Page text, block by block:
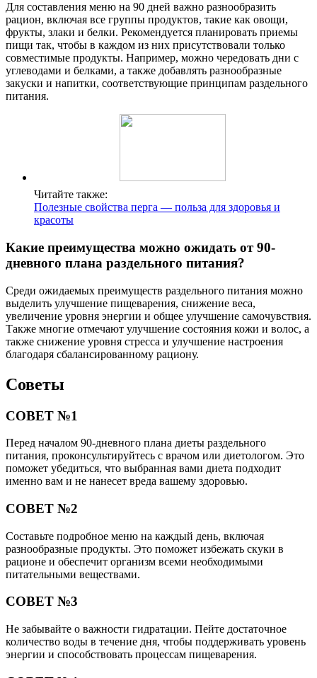
Для составления меню на 90 дней важно разнообразить
рацион, включая все группы продуктов, такие как овощи,
фрукты, злаки и белки. Рекомендуется планировать приемы
пищи так, чтобы в каждом из них присутствовали только
совместимые продукты. Например, можно чередовать дни с
углеводами и белками, а также добавлять разнообразные
закуски и напитки, соответствующие принципам раздельного
питания.
Читайте также:
Полезные свойства перга — польза для здоровья и
красоты
Какие преимущества можно ожидать от 90-
дневного плана раздельного питания?
Среди ожидаемых преимуществ раздельного питания можно
выделить улучшение пищеварения, снижение веса,
увеличение уровня энергии и общее улучшение самочувствия.
Также многие отмечают улучшение состояния кожи и волос, а
также снижение уровня стресса и улучшение настроения
благодаря сбалансированному рациону.
Советы
СОВЕТ №1
Перед началом 90-дневного плана диеты раздельного
питания, проконсультируйтесь с врачом или диетологом. Это
поможет убедиться, что выбранная вами диета подходит
именно вам и не нанесет вреда вашему здоровью.
СОВЕТ №2
Составьте подробное меню на каждый день, включая
разнообразные продукты. Это поможет избежать скуки в
рационе и обеспечит организм всеми необходимыми
питательными веществами.
СОВЕТ №3
Не забывайте о важности гидратации. Пейте достаточное
количество воды в течение дня, чтобы поддерживать уровень
энергии и способствовать процессам пищеварения.